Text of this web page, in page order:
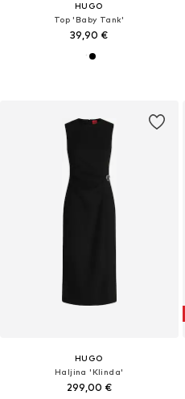
HUGO
Top 'Baby Tank'
39,90 €
HUGO
Haljina 'Klinda'
299,00 €